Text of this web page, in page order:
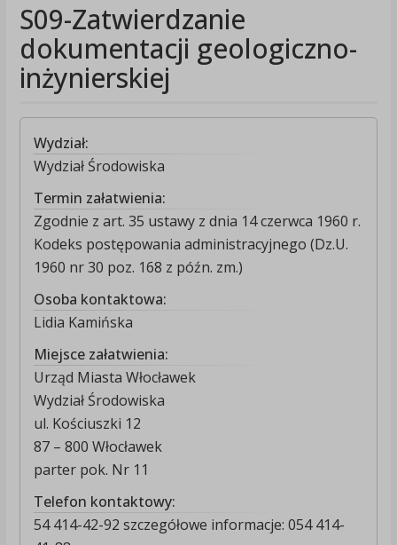
S09-Zatwierdzanie
dokumentacji geologiczno-
inżynierskiej
Wydział:
Wydział Środowiska
Termin załatwienia:
Zgodnie z art. 35 ustawy z dnia 14 czerwca 1960 r.
Kodeks postępowania administracyjnego (Dz.U.
1960 nr 30 poz. 168 z późn. zm.)
Osoba kontaktowa:
Lidia Kamińska
Miejsce załatwienia:
Urząd Miasta Włocławek
Wydział Środowiska
ul. Kościuszki 12
87 – 800 Włocławek
parter pok. Nr 11
Telefon kontaktowy:
54 414-42-92 szczegółowe informacje: 054 414-